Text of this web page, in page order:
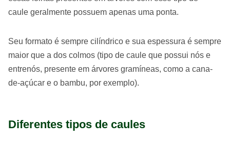
caule geralmente possuem apenas uma ponta.
Seu formato é sempre cilíndrico e sua espessura é sempre
maior que a dos colmos (tipo de caule que possui nós e
entrenós, presente em árvores gramíneas, como a cana-
de-açúcar e o bambu, por exemplo).
Diferentes tipos de caules